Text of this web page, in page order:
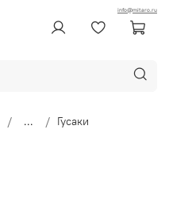
info@mitaro.ru
... Гусаки